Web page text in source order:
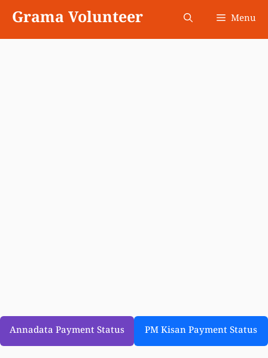
content
Grama Volunteer Menu
Annadata Payment Status PM Kisan Payment Status